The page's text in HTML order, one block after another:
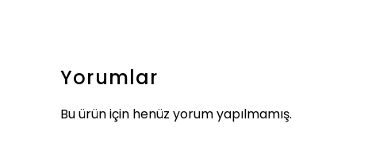
Yorumlar
Bu ürün için henüz yorum yapılmamış.